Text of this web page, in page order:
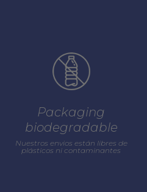
Packaging
biodegradable
Nuestros envios están libres de
plásticos ni contaminantes